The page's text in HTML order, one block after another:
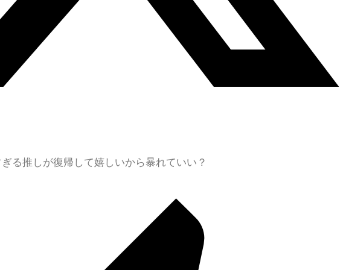
る推しが復帰して嬉しいから暴れていい？